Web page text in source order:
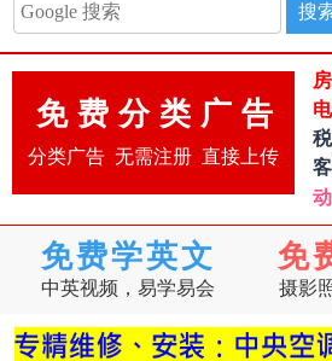
搜
免费分类广告
分类广告 无需注册 直接上传
税
动
免费学英文
中英视频，易学易会
免
摄影